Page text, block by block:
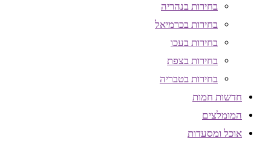
בחירות בנהריה
בחירות בכרמיאל
בחירות בעכו
בחירות בצפת
בחירות בטבריה
חדשות חמות
המומלצים
אוכל ומסעדות